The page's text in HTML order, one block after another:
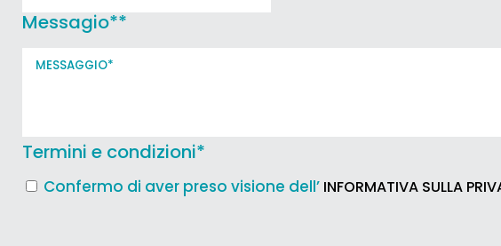
Messagio**
Termini e condizioni*
Confermo di aver preso visione dell’ INFORMATIVA SULLA